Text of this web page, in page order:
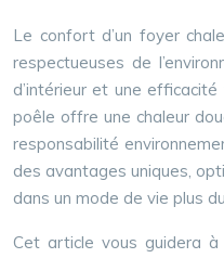
Le confort d’un foyer
respectueuses de
d’intérieur et une
poêle offre une chaleur
responsabilité
des avantages uniques,
dans un mode de vie plus
Cet article vous guidera